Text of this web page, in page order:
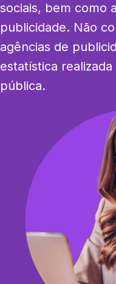
sociais, bem como
publicidade. Não
agências de
estatística
pública.